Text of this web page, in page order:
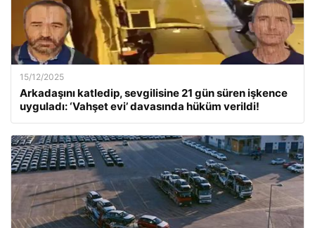
15/12/2025
Arkadaşını katledip, sevgilisine 21 gün süren işkence
uyguladı: ‘Vahşet evi’ davasında hüküm verildi!